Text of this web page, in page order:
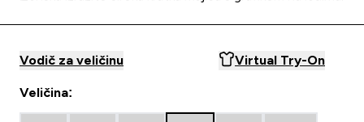
Vodič za veličinu Virtual Try-On
Veličina: